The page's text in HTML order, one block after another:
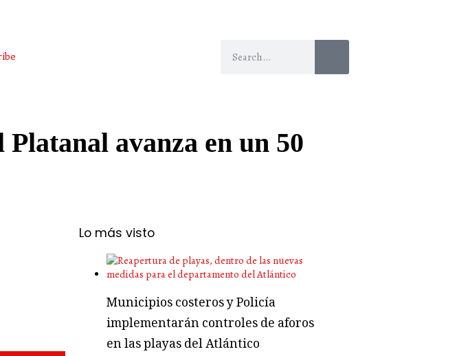
avanza en un 50
Lo más visto
Municipios costeros y Policía
implementarán controles de aforos
en las playas del Atlántico